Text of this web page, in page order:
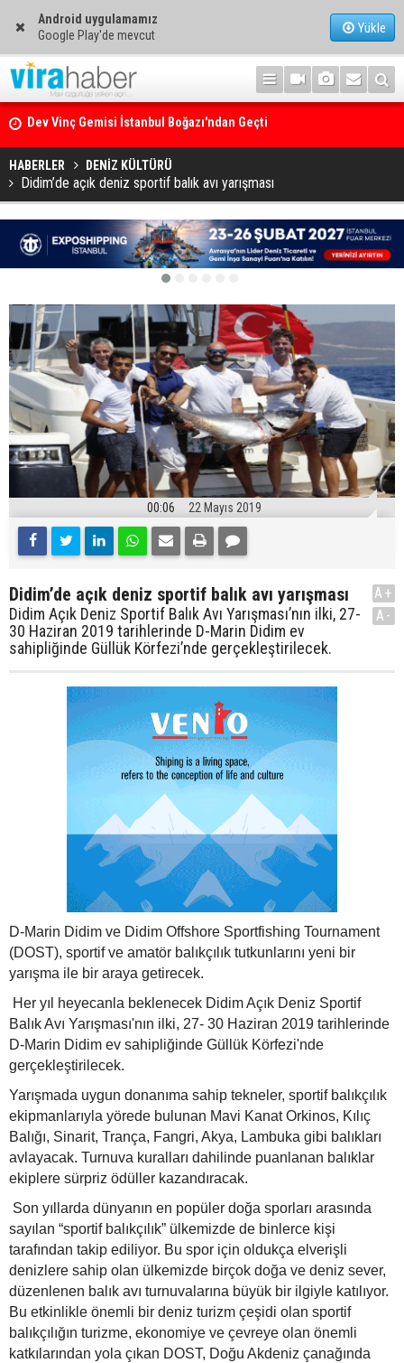
Android uygulamamız
Google Play'de mevcut
Yükle
Ege Denizi’nin En Büyük Mercan Ormanı
HABERLER DENİZ KÜLTÜRÜ
Didim’de açık deniz sportif balık avı yarışması
00:06 22 Mayıs 2019
Didim’de açık deniz sportif balık avı yarışması
Didim Açık Deniz Sportif Balık Avı Yarışması’nın ilki, 27-
30 Haziran 2019 tarihlerinde D-Marin Didim ev
sahipliğinde Güllük Körfezi’nde gerçekleştirilecek.
A+
A-
D-Marin Didim ve Didim Offshore Sportfishing Tournament
(DOST), sportif ve amatör balıkçılık tutkunlarını yeni bir
yarışma ile bir araya getirecek.
Her yıl heyecanla beklenecek Didim Açık Deniz Sportif
Balık Avı Yarışması'nın ilki, 27- 30 Haziran 2019 tarihlerinde
D-Marin Didim ev sahipliğinde Güllük Körfezi'nde
gerçekleştirilecek.
Yarışmada uygun donanıma sahip tekneler, sportif balıkçılık
ekipmanlarıyla yörede bulunan Mavi Kanat Orkinos, Kılıç
Balığı, Sinarit, Trança, Fangri, Akya, Lambuka gibi balıkları
avlayacak. Turnuva kuralları dahilinde puanlanan balıklar
ekiplere sürpriz ödüller kazandıracak.
Son yıllarda dünyanın en popüler doğa sporları arasında
sayılan “sportif balıkçılık” ülkemizde de binlerce kişi
tarafından takip ediliyor. Bu spor için oldukça elverişli
denizlere sahip olan ülkemizde birçok doğa ve deniz sever,
düzenlenen balık avı turnuvalarına büyük bir ilgiyle katılıyor.
Bu etkinlikle önemli bir deniz turizm çeşidi olan sportif
balıkçılığın turizme, ekonomiye ve çevreye olan önemli
katkılarından yola çıkan DOST, Doğu Akdeniz çanağında